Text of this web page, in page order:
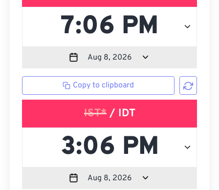
Copy to clipboard
IST*/ IDT